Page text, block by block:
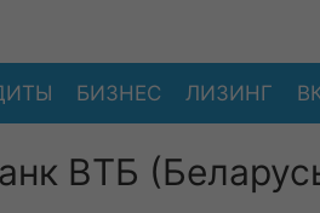
БИЗНЕС ЛИЗИНГ
ВТБ